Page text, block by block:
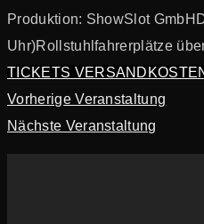
Produktion: ShowSlot GmbH
Uhr)Rollstuhlfahrerplätze
TICKETS
Portfolio
navigation
Vorherige Veranstaltung
Nächste Veranstaltung